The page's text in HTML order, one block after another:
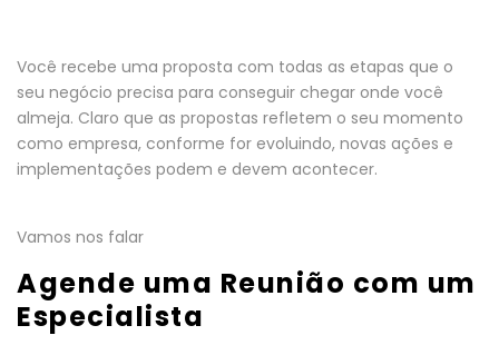
Você recebe uma proposta com todas as etapas que o
seu negócio precisa para conseguir chegar onde você
almeja. Claro que as propostas refletem o seu momento
como empresa, conforme for evoluindo, novas ações e
implementações podem e devem acontecer.
Vamos nos falar
Agende uma Reunião com um
Especialista